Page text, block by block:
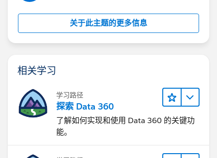
关于此主题的更多信息
相关学习
学习路径
探索 Data 360
了解如何实现和使用 Data 360 的关键功
能。